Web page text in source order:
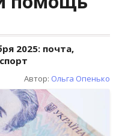
2025: почта,
Автор: Ольга Опенько